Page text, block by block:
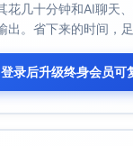
花几十分钟和AI聊天
出。省下来的时间，
登录后升级终身会员可